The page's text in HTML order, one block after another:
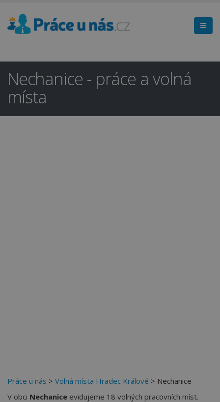
Nechanice - práce a volná
místa
Práce u nás > Volná místa Hradec Králové > Nechanice
V obci Nechanice evidujeme 18 volných pracovních míst.
×
Hledáte práci